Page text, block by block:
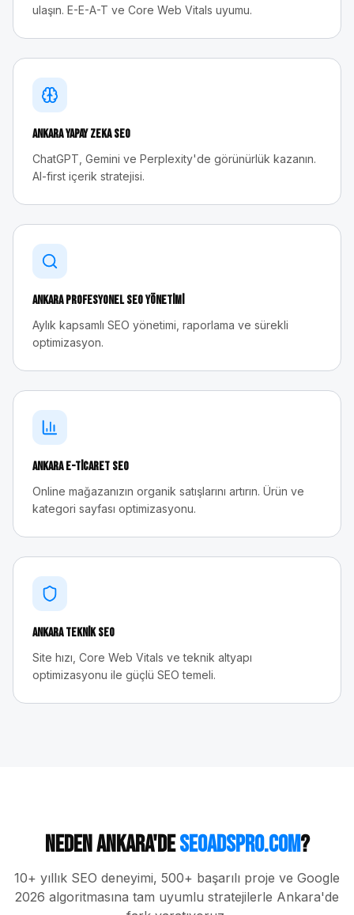
ulaşın. E-E-A-T ve Core Web Vitals uyumu.
AnkaraYapay Zeka SEO
ChatGPT, Gemini ve Perplexity'de görünürlük kazanın.
AI-first içerik stratejisi.
Ankara Profesyonel SEO Yönetimi
Aylık kapsamlı SEO yönetimi, raporlama ve sürekli
optimizasyon.
Ankara E-Ticaret SEO
Online mağazanızın organik satışlarını artırın. Ürün ve
kategori sayfası optimizasyonu.
Ankara Teknik SEO
Site hızı, Core Web Vitals ve teknik altyapı
optimizasyonu ile güçlü SEO temeli.
NedenAnkara'deseoadspro.com?
10+ yıllık SEO deneyimi, 500+ başarılı proje ve Google
2026 algoritmasına tam uyumlu stratejilerle Ankara'de